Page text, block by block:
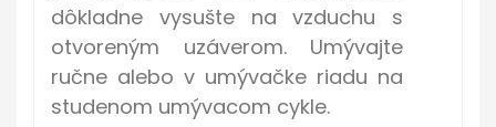
dôkladne vysušte na vzduchu s
otvoreným uzáverom. Umývajte
ručne alebo v umývačke riadu na
studenom umývacom cykle.